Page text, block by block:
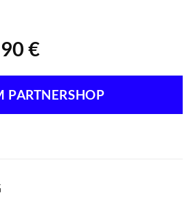
€
€Aktueller
ist:
56,90 €.
PARTNERSHOP